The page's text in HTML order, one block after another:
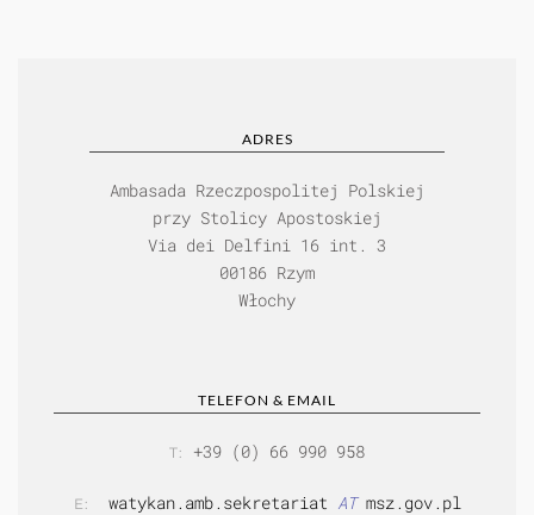
ADRES
Ambasada Rzeczpospolitej Polskiej
przy Stolicy Apostoskiej
Via dei Delfini 16 int. 3
00186 Rzym
Włochy
TELEFON & EMAIL
T: +39 (0) 66 990 958
E: watykan.amb.sekretariat ATmsz.gov.pl